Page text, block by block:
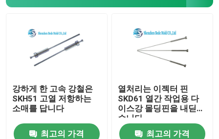
강하게 한 고속 강철은
SKH51 고열 저항하는
소매를 답니다
최고의 가격
열처리는 이젝터 핀
SKD61 열간 작업용 다
이스강 몰딩핀을 내딛었
습니다
최고의 가격